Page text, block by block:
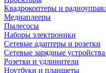
Квадрокоптеры и
Медиаплееры
Пылесосы
Наборы электроники
Сетевые адаптеры и розетки
Сетевые зарядные
Розетки и удлинители
Ноутбуки и планшеты